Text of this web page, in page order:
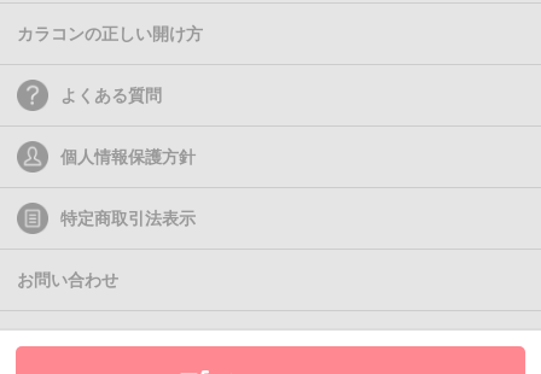
カラコンの正しい開け方
よくある質問
個人情報保護方針
特定商取引法表示
お問い合わせ